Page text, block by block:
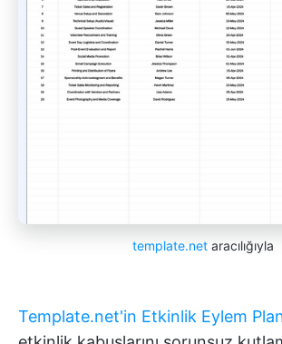
template.net aracılığıyla
Template.net'in Etkinlik Eylem